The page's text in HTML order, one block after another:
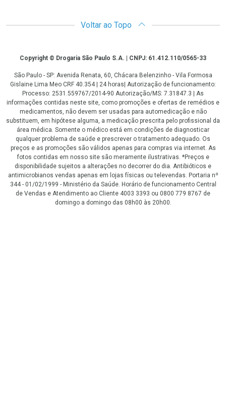
Voltar ao Topo
CopyrightCopyright © Drogaria São Paulo S.A. | CNPJ: 61.412.110/0565-33
São Paulo - SP: Avenida Renata, 60, Chácara Belenzinho - Vila Formosa
Gislaine Lima Meo CRF 40.354 | 24 horas| Autorização de funcionamento:
Processo: 2531.559767/2014-90 Autorização/MS: 7.31847.3 | As
informações contidas neste site, como promoções e ofertas de remédios e
medicamentos, não devem ser usadas para automedicação e não
substituem, em hipótese alguma, a medicação prescrita pelo profissional da
área médica. Somente o médico está em condições de diagnosticar
qualquer problema de saúde e prescrever o tratamento adequado. Os
preços e as promoções são válidos apenas para compras via internet. As
fotos contidas em nosso site são meramente ilustrativas. *Preços e
disponibilidade sujeitos a alterações no decorrer do dia. Antibióticos e
antimicrobianos vendas apenas em lojas físicas ou televendas. Portaria nº
344 - 01/02/1999 - Ministério da Saúde. Horário de funcionamento Central
de Vendas e Atendimento ao Cliente 4003 3393 ou 0800 779 8767 de
domingo a domingo das 08h00 às 20h00.